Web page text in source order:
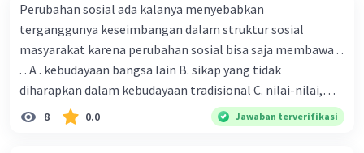
Perubahan sosial ada kalanya menyebabkan
terganggunya keseimbangan dalam struktur sosial
masyarakat karena perubahan sosial bisa saja membawa . .
. . A . kebudayaan bangsa lain B. sikap yang tidak
diharapkan dalam kebudayaan tradisional C. nilai-nilai,
sikap, dan pola . perilaku yang berbeda D. tidak sesuai
dengan kebudayaan masyarakat setempat
8 0.0 Jawaban terverifikasi